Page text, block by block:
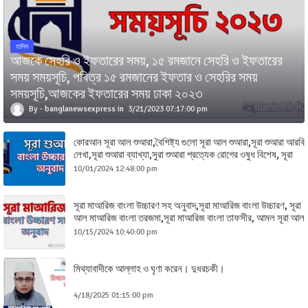
হাদিস
আজকে সেহরি ও ইফতারের সময়, ১৫ রমজানে সেহরি ও ইফতারের
সময় সময়সূচি, পবিত্র ১৫ রমজানের ইফতার ও সেহরির সময়
সময়সূচি,আজকের ইফতারের সময় ঢাকা ২০২৩
banglanewsexpress 3/21/2023 07:17:00 pm
কোরআন সূরা আল শুআরা,বৈশিষ্ট্য গুলো সূরা আল শুআরা,সূরা শুআরা আরবি
লেখা,সূরা শুআরা ব্যাখ্যা,সুরা শুআরা প্রত্যেক রোগের ওষুধ বিশেষ, সূরা
শুআরা বাংলা তাফসীর,
10/01/2024 12:48:00 pm
সূরা মাআরিজ বাংলা উচ্চারণ সহ অনুবাদ,সূরা মাআরিজ বাংলা উচ্চারণ, সূরা
আল মাআরিজ বাংলা তরজমা,সূরা মাআরিজ বাংলা তাফসীর, আমল সূরা আল
মাআরিজ, সকল আমল সূরা আল মাআরিজ
10/15/2024 10:40:00 pm
মিথ্যাবাদীকে আল্লাহ ও ঘৃণা করেন। দুধরচকী।
4/18/2025 01:15:00 pm